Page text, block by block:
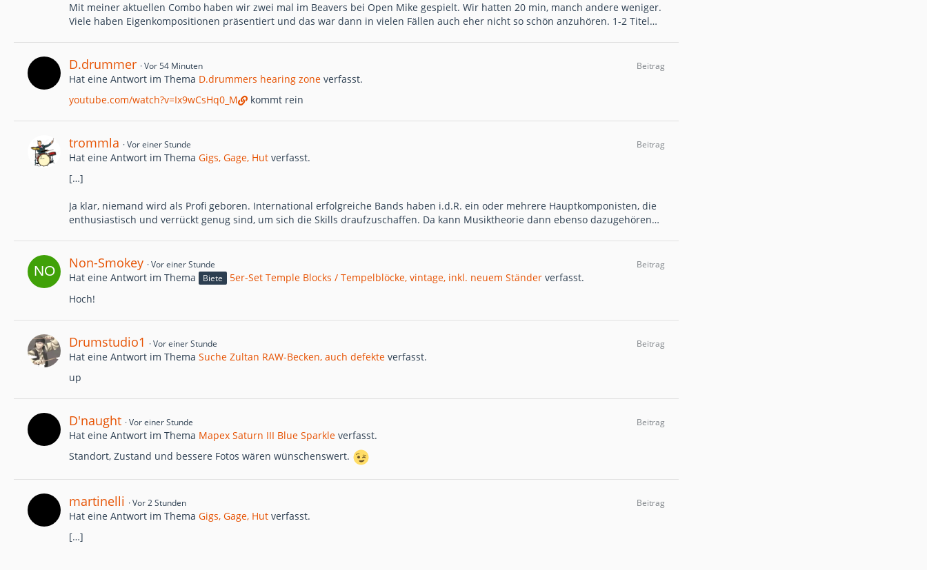
Mit meiner aktuellen Combo haben wir zwei mal im Beavers bei Open Mike gespielt. Wir hatten 20 min, manch andere weniger.
Viele haben Eigenkompositionen präsentiert und das war dann in vielen Fällen auch eher nicht so schön anzuhören. 1-2 Titel…
D.drummer Vor 54 Minuten
Hat eine Antwort im Thema D.drummers hearing zone verfasst.
Beitrag
youtube.com/watch?v=Ix9wCsHq0_M kommt rein
trommla Vor einer Stunde
Hat eine Antwort im Thema Gigs, Gage, Hut verfasst.
Beitrag
[…]
Ja klar, niemand wird als Profi geboren. International erfolgreiche Bands haben i.d.R. ein oder mehrere Hauptkomponisten, die
enthusiastisch und verrückt genug sind, um sich die Skills draufzuschaffen. Da kann Musiktheorie dann ebenso dazugehören…
Non-Smokey Vor einer Stunde
Hat eine Antwort im Thema Biete 5er-Set Temple Blocks / Tempelblöcke, vintage, inkl. neuem Ständer verfasst.
Beitrag
Hoch!
Drumstudio1 Vor einer Stunde
Hat eine Antwort im Thema Suche Zultan RAW-Becken, auch defekte verfasst.
Beitrag
up
D'naught Vor einer Stunde
Hat eine Antwort im Thema Mapex Saturn III Blue Sparkle verfasst.
Beitrag
Standort, Zustand und bessere Fotos wären wünschenswert.
martinelli Vor 2 Stunden
Hat eine Antwort im Thema Gigs, Gage, Hut verfasst.
Beitrag
[…]